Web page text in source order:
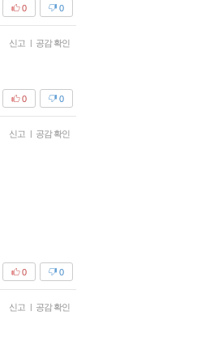
0
0
신고 | 공감 확인
0
0
신고 | 공감 확인
0
0
신고 | 공감 확인